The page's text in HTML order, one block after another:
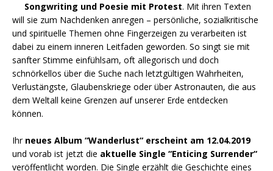
Songwriting und Poesie mit Protest. Mit ihren Texten
will sie zum Nachdenken anregen – persönliche, sozialkritische
und spirituelle Themen ohne Fingerzeigen zu verarbeiten ist
dabei zu einem inneren Leitfaden geworden. So singt sie mit
sanfter Stimme einfühlsam, oft allegorisch und doch
schnörkellos über die Suche nach letztgültigen Wahrheiten,
Verlustängste, Glaubenskriege oder über Astronauten, die aus
dem Weltall keine Grenzen auf unserer Erde entdecken
können.
Ihr neues Album “Wanderlust“ erscheint am 12.04.2019
und vorab ist jetzt die aktuelle Single “Enticing Surrender“
veröffentlicht worden. Die Single erzählt die Geschichte eines